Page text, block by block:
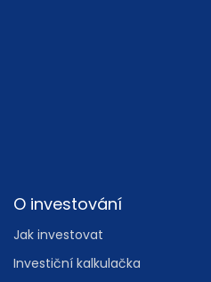
O investování
Jak investovat
Investiční kalkulačka